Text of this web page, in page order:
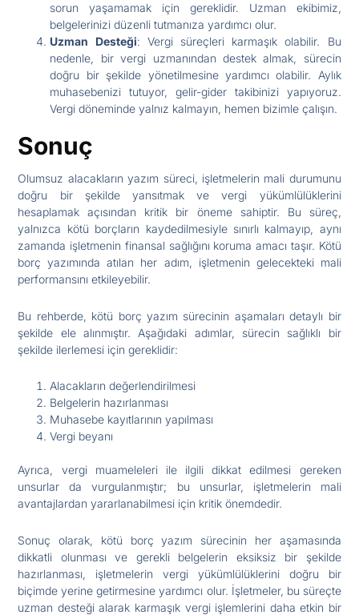
sorun yaşamamak için gereklidir. Uzman ekibimiz,
belgelerinizi düzenli tutmanıza yardımcı olur.
Uzman Desteği: Vergi süreçleri karmaşık olabilir. Bu
nedenle, bir vergi uzmanından destek almak, sürecin
doğru bir şekilde yönetilmesine yardımcı olabilir. Aylık
muhasebenizi tutuyor, gelir-gider takibinizi yapıyoruz.
Vergi döneminde yalnız kalmayın, hemen bizimle çalışın.
Sonuç
Olumsuz alacakların yazım süreci, işletmelerin mali durumunu
doğru bir şekilde yansıtmak ve vergi yükümlülüklerini
hesaplamak açısından kritik bir öneme sahiptir. Bu süreç,
yalnızca kötü borçların kaydedilmesiyle sınırlı kalmayıp, aynı
zamanda işletmenin finansal sağlığını koruma amacı taşır. Kötü
borç yazımında atılan her adım, işletmenin gelecekteki mali
performansını etkileyebilir.
Bu rehberde, kötü borç yazım sürecinin aşamaları detaylı bir
şekilde ele alınmıştır. Aşağıdaki adımlar, sürecin sağlıklı bir
şekilde ilerlemesi için gereklidir:
Alacakların değerlendirilmesi
Belgelerin hazırlanması
Muhasebe kayıtlarının yapılması
Vergi beyanı
Ayrıca, vergi muameleleri ile ilgili dikkat edilmesi gereken
unsurlar da vurgulanmıştır; bu unsurlar, işletmelerin mali
avantajlardan yararlanabilmesi için kritik önemdedir.
Sonuç olarak, kötü borç yazım sürecinin her aşamasında
dikkatli olunması ve gerekli belgelerin eksiksiz bir şekilde
hazırlanması, işletmelerin vergi yükümlülüklerini doğru bir
biçimde yerine getirmesine yardımcı olur. İşletmeler, bu süreçte
uzman desteği alarak karmaşık vergi işlemlerini daha etkin bir